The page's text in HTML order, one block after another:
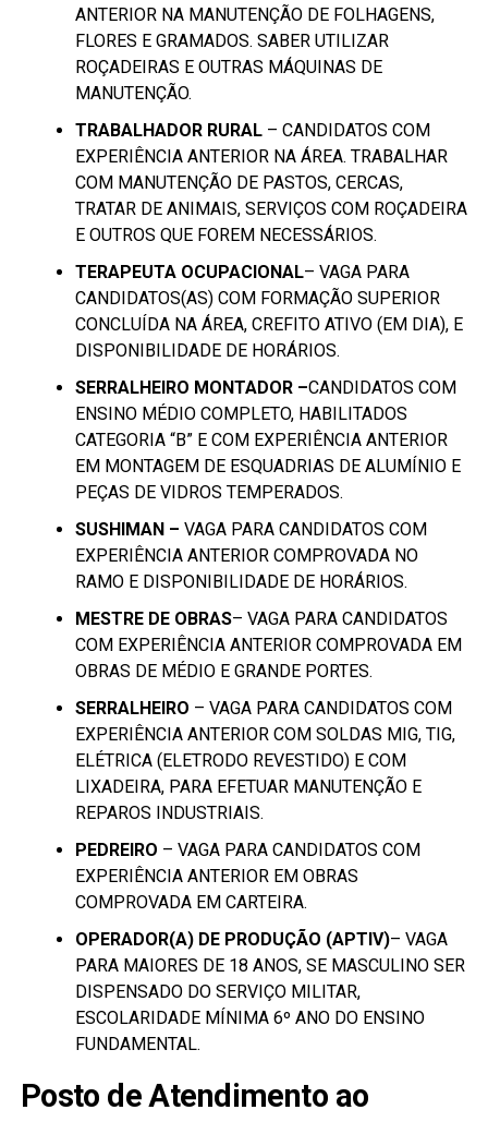
ANTERIOR NA MANUTENÇÃO DE FOLHAGENS,
FLORES E GRAMADOS. SABER UTILIZAR
ROÇADEIRAS E OUTRAS MÁQUINAS DE
MANUTENÇÃO.
TRABALHADOR RURAL– CANDIDATOS COM
EXPERIÊNCIA ANTERIOR NA ÁREA. TRABALHAR
COM MANUTENÇÃO DE PASTOS, CERCAS,
TRATAR DE ANIMAIS, SERVIÇOS COM ROÇADEIRA
E OUTROS QUE FOREM NECESSÁRIOS.
TERAPEUTA OCUPACIONAL– VAGA PARA
CANDIDATOS(AS) COM FORMAÇÃO SUPERIOR
CONCLUÍDA NA ÁREA, CREFITO ATIVO (EM DIA), E
DISPONIBILIDADE DE HORÁRIOS.
SERRALHEIRO MONTADOR –CANDIDATOS COM
ENSINO MÉDIO COMPLETO, HABILITADOS
CATEGORIA “B” E COM EXPERIÊNCIA ANTERIOR
EM MONTAGEM DE ESQUADRIAS DE ALUMÍNIO E
PEÇAS DE VIDROS TEMPERADOS.
SUSHIMAN – VAGA PARA CANDIDATOS COM
EXPERIÊNCIA ANTERIOR COMPROVADA NO
RAMO E DISPONIBILIDADE DE HORÁRIOS.
MESTRE DE OBRAS– VAGA PARA CANDIDATOS
COM EXPERIÊNCIA ANTERIOR COMPROVADA EM
OBRAS DE MÉDIO E GRANDE PORTES.
SERRALHEIRO – VAGA PARA CANDIDATOS COM
EXPERIÊNCIA ANTERIOR COM SOLDAS MIG, TIG,
ELÉTRICA (ELETRODO REVESTIDO) E COM
LIXADEIRA, PARA EFETUAR MANUTENÇÃO E
REPAROS INDUSTRIAIS.
PEDREIRO – VAGA PARA CANDIDATOS COM
EXPERIÊNCIA ANTERIOR EM OBRAS
COMPROVADA EM CARTEIRA.
OPERADOR(A) DE PRODUÇÃO (APTIV)– VAGA
PARA MAIORES DE 18 ANOS, SE MASCULINO SER
DISPENSADO DO SERVIÇO MILITAR,
ESCOLARIDADE MÍNIMA 6º ANO DO ENSINO
FUNDAMENTAL.
Posto de Atendimento ao